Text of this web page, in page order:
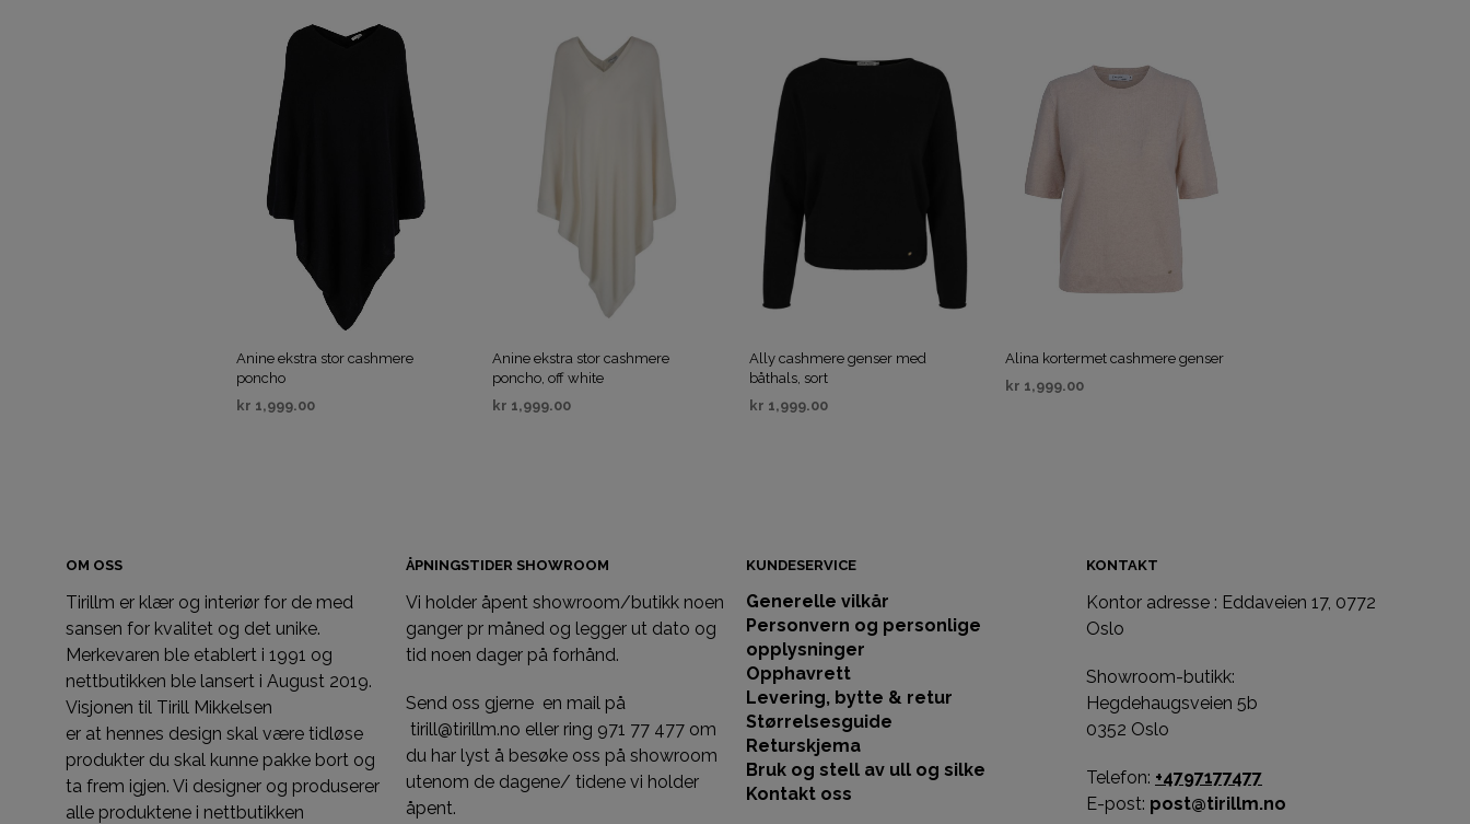
Anine ekstra stor cashmere
poncho
kr 1,999.00
Anine ekstra stor cashmere
poncho, off white
kr 1,999.00
Ally cashmere genser med
båthals, sort
kr 1,999.00
Alina kortermet cashmere genser
kr 1,999.00
OM OSS
Tirillm er klær og interiør for de med
sansen for kvalitet og det unike.
Merkevaren ble etablert i 1991 og
nettbutikken ble lansert i August 2019.
Visjonen til Tirill Mikkelsen
er at hennes design skal være tidløse
produkter du skal kunne pakke bort og
ta frem igjen. Vi designer og produserer
alle produktene i nettbutikken
ÅPNINGSTIDER SHOWROOM
Vi holder åpent showroom/butikk noen
ganger pr måned og legger ut dato og
tid noen dager på forhånd.
Send oss gjerne en mail på
tirill@tirillm.no eller ring 971 77 477 om
du har lyst å besøke oss på showroom
utenom de dagene/ tidene vi holder
åpent.
KUNDESERVICE
Generelle vilkår
Personvern og personlige
opplysninger
Opphavrett
Levering, bytte & retur
Størrelsesguide
Returskjema
Bruk og stell av ull og silke
Kontakt oss
KONTAKT
Kontor adresse : Eddaveien 17, 0772
Oslo
Showroom-butikk:
Hegdehaugsveien 5b
0352 Oslo
Telefon: +4797177477
E-post: post@tirillm.no